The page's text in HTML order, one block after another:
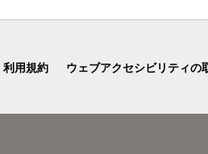
利用規約 ウェブアクセシビリティの